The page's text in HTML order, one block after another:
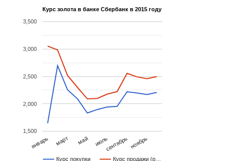
Курс золота в банке Сбербанк в 2015 году
Курс покупки Курс продажи (р…
январь март май июльсентябрь ноябрь
1,500
2,000
2,500
3,000
3,500